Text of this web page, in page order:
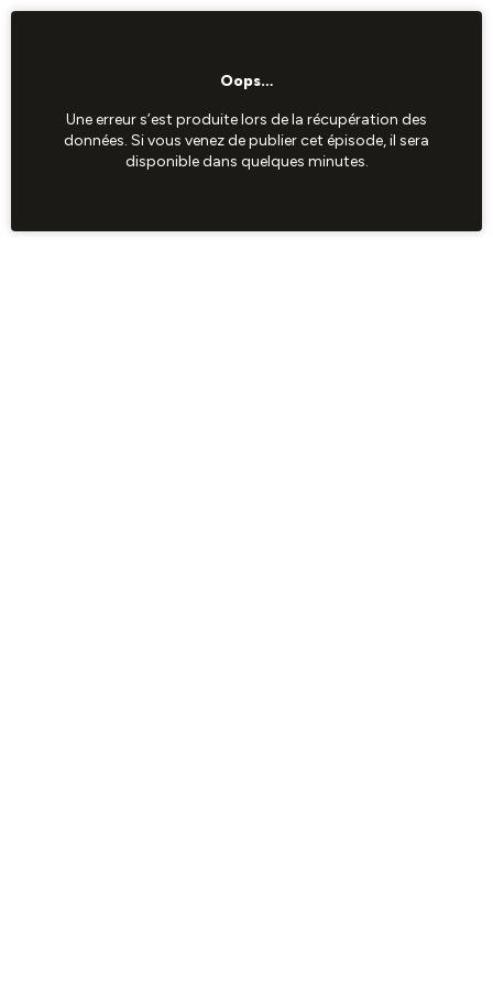
Oops…
Une erreur s’est produite lors de la récupération des
données. Si vous venez de publier cet épisode, il sera
disponible dans quelques minutes.